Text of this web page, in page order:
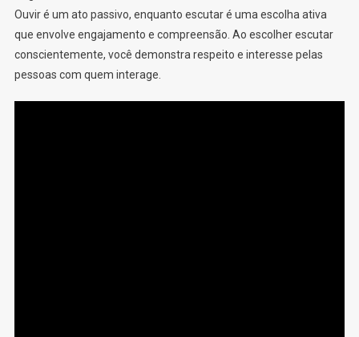
Ouvir é um ato passivo, enquanto escutar é uma escolha ativa
que envolve engajamento e compreensão. Ao escolher escutar
conscientemente, você demonstra respeito e interesse pelas
pessoas com quem interage.